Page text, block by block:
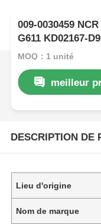
009-0030459
G611 KD02167-
automatiques de
MOQ：1 unité
meilleur
DESCRIPTION DE
Lieu d'origine
Nom de marque